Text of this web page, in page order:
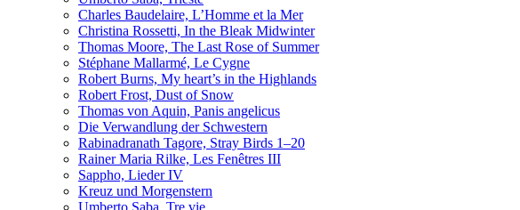
Charles Baudelaire, L’Homme et la Mer
Christina Rossetti, In the Bleak Midwinter
Thomas Moore, The Last Rose of Summer
Stéphane Mallarmé, Le Cygne
Robert Burns, My heart’s in the Highlands
Robert Frost, Dust of Snow
Thomas von Aquin, Panis angelicus
Die Verwandlung der Schwestern
Rabinadranath Tagore, Stray Birds 1–20
Rainer Maria Rilke, Les Fenêtres III
Sappho, Lieder IV
Kreuz und Morgenstern
Umberto Saba, Tre vie